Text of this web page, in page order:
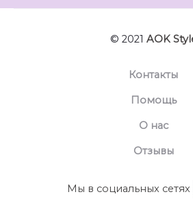
© 2021 AOK
Контакты
Помощь
О нас
Отзывы
Мы в социальных сетях